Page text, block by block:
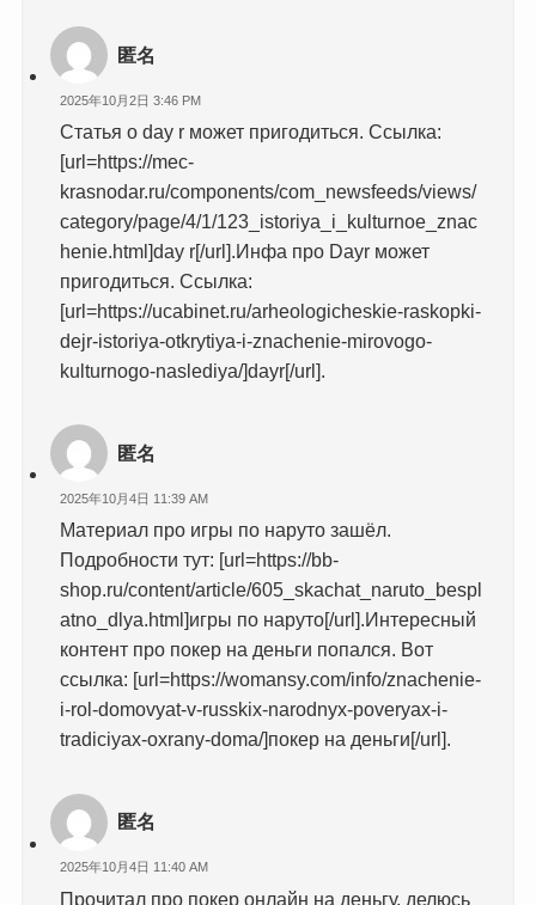
匿名
2025年10月2日 3:46 PM
Статья о day r может пригодиться. Ссылка:
[url=https://mec-
krasnodar.ru/components/com_newsfeeds/views/
category/page/4/1/123_istoriya_i_kulturnoe_znac
henie.html]day r[/url].Инфа про Dayr может
пригодиться. Ссылка:
[url=https://ucabinet.ru/arheologicheskie-raskopki-
dejr-istoriya-otkrytiya-i-znachenie-mirovogo-
kulturnogo-naslediya/]dayr[/url].
匿名
2025年10月4日 11:39 AM
Материал про игры по наруто зашёл.
Подробности тут: [url=https://bb-
shop.ru/content/article/605_skachat_naruto_bespl
atno_dlya.html]игры по наруто[/url].Интересный
контент про покер на деньги попался. Вот
ссылка: [url=https://womansy.com/info/znachenie-
i-rol-domovyat-v-russkix-narodnyx-poveryax-i-
tradiciyax-oxrany-doma/]покер на деньги[/url].
匿名
2025年10月4日 11:40 AM
Прочитал про покер онлайн на деньгу, делюсь